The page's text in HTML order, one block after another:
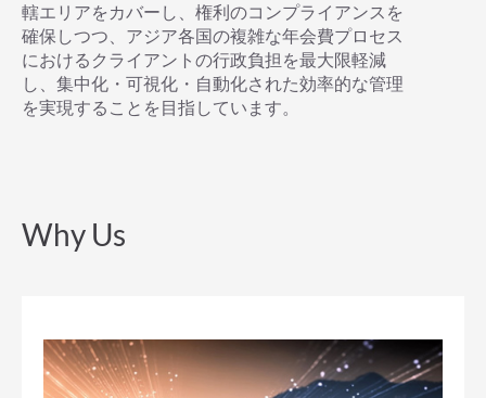
轄エリアをカバーし、権利のコンプライアンスを
確保しつつ、アジア各国の複雑な年会費プロセス
におけるクライアントの行政負担を最大限軽減
し、集中化・可視化・自動化された効率的な管理
を実現することを目指しています。
Why Us